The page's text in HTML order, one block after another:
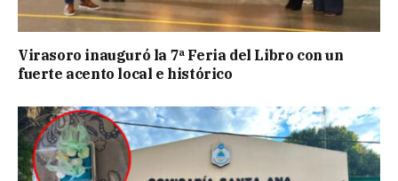
Virasoro inauguró la 7ª Feria del Libro con un
fuerte acento local e histórico